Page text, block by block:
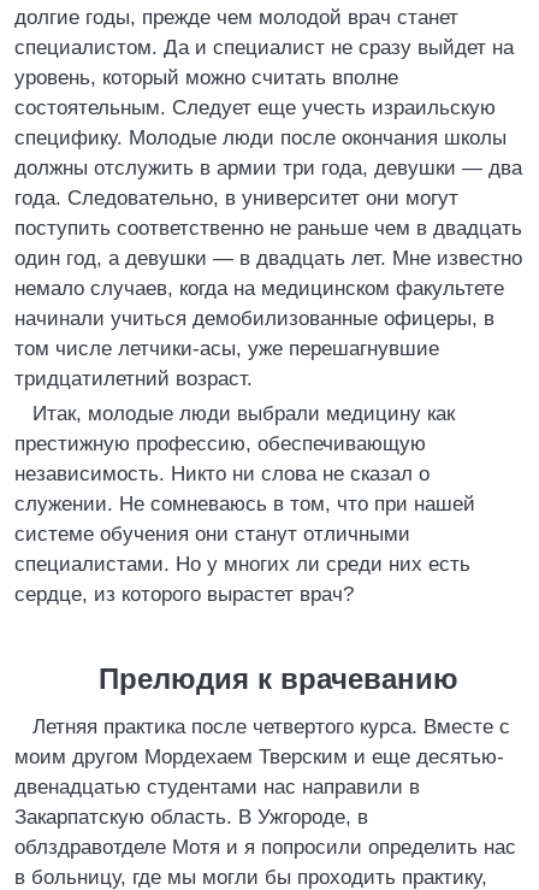
долгие годы, прежде чем молодой врач станет
специалистом. Да и специалист не сразу выйдет на
уровень, который можно считать вполне
состоятельным. Следует еще учесть израильскую
специфику. Молодые люди после окончания школы
должны отслужить в армии три года, девушки — два
года. Следовательно, в университет они могут
поступить соответственно не раньше чем в двадцать
один год, а девушки — в двадцать лет. Мне известно
немало случаев, когда на медицинском факультете
начинали учиться демобилизованные офицеры, в
том числе летчики-асы, уже перешагнувшие
тридцатилетний возраст.
Итак, молодые люди выбрали медицину как
престижную профессию, обеспечивающую
независимость. Никто ни слова не сказал о
служении. Не сомневаюсь в том, что при нашей
системе обучения они станут отличными
специалистами. Но у многих ли среди них есть
сердце, из которого вырастет врач?
Прелюдия к врачеванию
Летняя практика после четвертого курса. Вместе с
моим другом Мордехаем Тверским и еще десятью-
двенадцатью студентами нас направили в
Закарпатскую область. В Ужгороде, в
облздравотделе Мотя и я попросили определить нас
в больницу, где мы могли бы проходить практику,